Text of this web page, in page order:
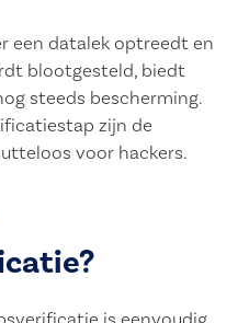
een datalek optreedt en
blootgesteld, biedt
steeds bescherming.
zijn de
voor hackers.